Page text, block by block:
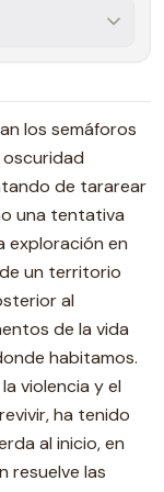
los semáforos
oscuridad
de tararear
una tentativa
exploración en
un territorio
al
de la vida
habitamos.
violencia y el
ha tenido
al inicio, en
resuelve las